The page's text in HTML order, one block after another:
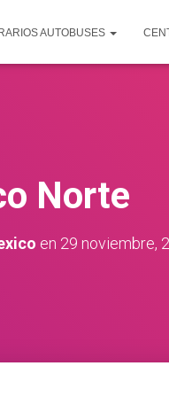
AUTOBUSES
Norte
en 29 noviembre,